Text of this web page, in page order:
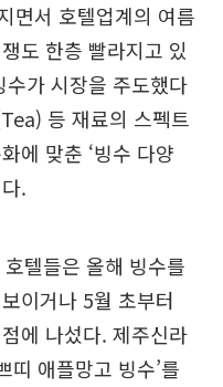
면서 호텔업계의 여름
도 한층 빨라지고 있
가 시장을 주도했다
등 재료의 스펙트
에 맞춘 ‘빙수 다양
.
텔들은 올해 빙수를
이거나 5월 초부터
에 나섰다. 제주신라
띠 애플망고 빙수’를